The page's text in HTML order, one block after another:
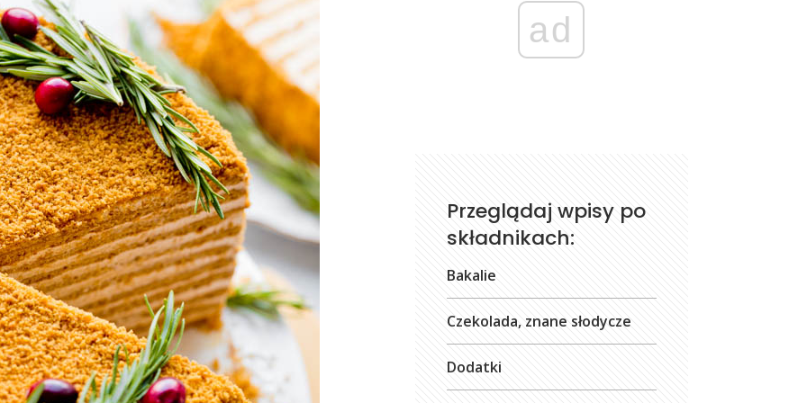
ad
Przeglądaj wpisy po
składnikach:
Bakalie
Czekolada, znane słodycze
Dodatki